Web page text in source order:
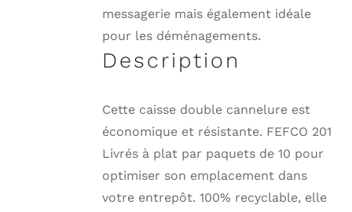
messagerie mais également idéale
pour les déménagements.
Description
Cette caisse double cannelure est
économique et résistante. FEFCO 201
Livrés à plat par paquets de 10 pour
optimiser son emplacement dans
votre entrepôt. 100% recyclable, elle